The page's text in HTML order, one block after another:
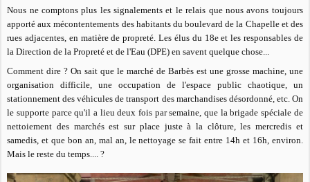
Nous ne comptons plus les signalements et le relais que nous avons toujours
apporté aux mécontentements des habitants du boulevard de la Chapelle et des
rues adjacentes, en matière de propreté. Les élus du 18e et les responsables de
la Direction de la Propreté et de l'Eau (DPE) en savent quelque chose...
Comment dire ? On sait que le marché de Barbès est une grosse machine, une
organisation difficile, une occupation de l'espace public chaotique, un
stationnement des véhicules de transport des marchandises désordonné, etc. On
le supporte parce qu'il a lieu deux fois par semaine, que la brigade spéciale de
nettoiement des marchés est sur place juste à la clôture, les mercredis et
samedis, et que bon an, mal an, le nettoyage se fait entre 14h et 16h, environ.
Mais le reste du temps.... ?